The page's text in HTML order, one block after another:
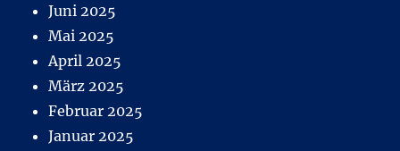
Juni 2025
Mai 2025
April 2025
März 2025
Februar 2025
Januar 2025